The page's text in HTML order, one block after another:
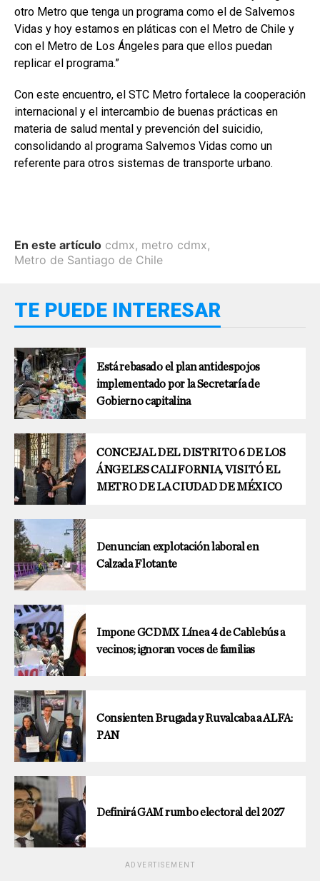
otro Metro que tenga un programa como el de Salvemos
Vidas y hoy estamos en pláticas con el Metro de Chile y
con el Metro de Los Ángeles para que ellos puedan
replicar el programa.”
Con este encuentro, el STC Metro fortalece la cooperación
internacional y el intercambio de buenas prácticas en
materia de salud mental y prevención del suicidio,
consolidando al programa Salvemos Vidas como un
referente para otros sistemas de transporte urbano.
En este artículo cdmx, metro cdmx,
Metro de Santiago de Chile
TE PUEDE INTERESAR
Está rebasado el plan antidespojos
implementado por la Secretaría de
Gobierno capitalina
CONCEJAL DEL DISTRITO 6 DE LOS
ÁNGELES CALIFORNIA, VISITÓ EL
METRO DE LA CIUDAD DE MÉXICO
Denuncian explotación laboral en
Calzada Flotante
Impone GCDMX Línea 4 de Cablebús a
vecinos; ignoran voces de familias
Consienten Brugada y Ruvalcaba a ALFA:
PAN
Definirá GAM rumbo electoral del 2027
ADVERTISEMENT